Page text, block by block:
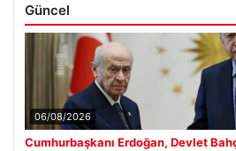
Güncel
06/08/2026
Cumhurbaşkanı Erdoğan, Devlet